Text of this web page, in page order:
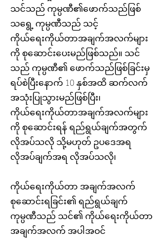
သင်သည် ကုမ္ပဏီ၏ဖောက်သည်ဖြစ်
သရွေ့ ကုမ္ပဏီသည် သင့်
ကိုယ်ရေးကိုယ်တာအချက်အလက်များ
ကို စုဆောင်းပေးမည်ဖြစ်သည်။ သင်
သည် ကုမ္ပဏီ၏ ဖောက်သည်ဖြစ်ခြင်းမှ
ရပ်စဲပြီးနောက် 10 နှစ်အထိ ဆက်လက်
အသုံးပြုသွားမည်ဖြစ်ပြီး၊
ကိုယ်ရေးကိုယ်တာအချက်အလက်များ
ကို စုဆောင်းရန် ရည်ရွယ်ချက်အတွက်
လိုအပ်သလို သို့မဟုတ် ဥပဒေအရ
လိုအပ်ချက်အရ လိုအပ်သလို၊
ကိုယ်ရေးကိုယ်တာ အချက်အလက်
စုဆောင်းရခြင်း၏ ရည်ရွယ်ချက်
ကုမ္ပဏီသည် သင်၏ ကိုယ်ရေးကိုယ်တာ
အချက်အလက် အပါအဝင်